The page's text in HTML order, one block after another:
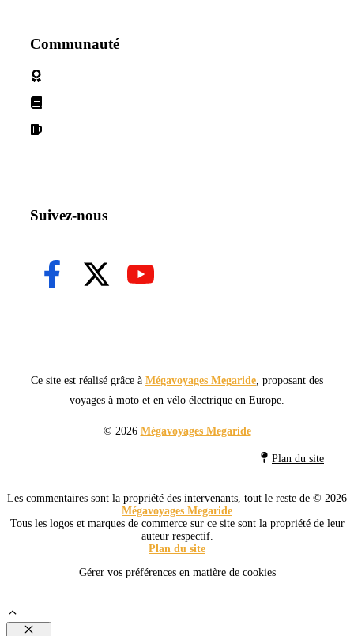
Communauté
Suivez-nous
Ce site est réalisé grâce à Mégavoyages Megaride, proposant des
voyages à moto et en vélo électrique en Europe.
© 2026 Mégavoyages Megaride
Plan du site
Les commentaires sont la propriété des intervenants, tout le reste de © 2026
Mégavoyages Megaride
Tous les logos et marques de commerce sur ce site sont la propriété de leur
auteur respectif.
Plan du site
Gérer vos préférences en matière de cookies